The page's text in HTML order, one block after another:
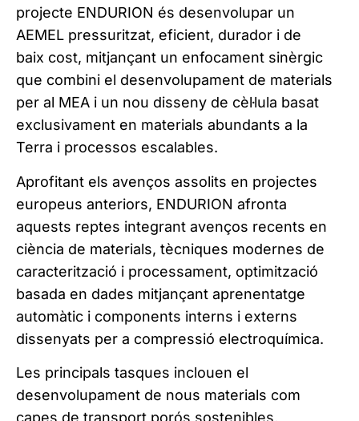
projecte ENDURION és desenvolupar un
AEMEL pressuritzat, eficient, durador i de
baix cost, mitjançant un enfocament sinèrgic
que combini el desenvolupament de materials
per al MEA i un nou disseny de cèl·lula basat
exclusivament en materials abundants a la
Terra i processos escalables.
Aprofitant els avenços assolits en projectes
europeus anteriors, ENDURION afronta
aquests reptes integrant avenços recents en
ciència de materials, tècniques modernes de
caracterització i processament, optimització
basada en dades mitjançant aprenentatge
automàtic i components interns i externs
dissenyats per a compressió electroquímica.
Les principals tasques inclouen el
desenvolupament de nous materials com
capes de transport porós sostenibles,